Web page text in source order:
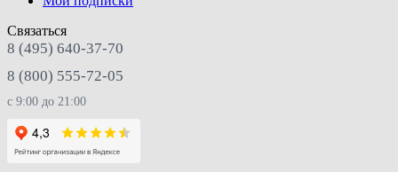
Связаться
8 (495) 640-37-70
8 (800) 555-72-05
с 9:00 до 21:00